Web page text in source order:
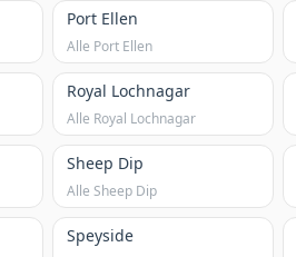
Port Ellen
Alle Port Ellen
Royal Lochnagar
Alle Royal Lochnagar
Sheep Dip
Alle Sheep Dip
Speyside